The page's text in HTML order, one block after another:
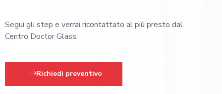
Segui gli step e verrai ricontattato al più presto dal
Centro Doctor Glass.
Richiedi preventivo